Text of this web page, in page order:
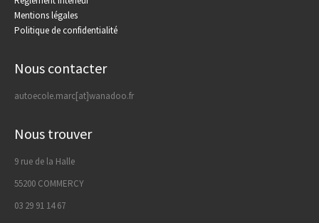
Mentions légales
Politique de confidentialité
Nous contacter
autoecole.marc[at]wanadoo.fr
Nous trouver
9 rue de la Halle
55200 COMMERCY
03 29 91 14 67